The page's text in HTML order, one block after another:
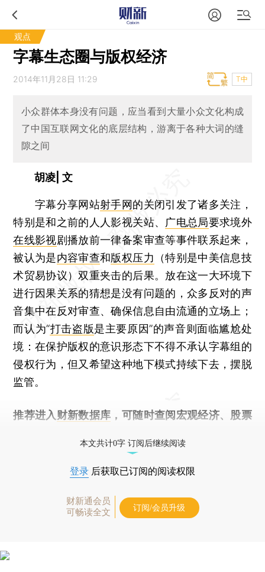
观点
字幕生态圈与版权经济
2014年11月28日 11:29 T中
小众群体本身没有问题，应当看到大量小众文化构成
了中国互联网文化的底层结构，游离于各种大词的缝
隙之间
胡凌| 文
字幕分享网站射手网的关闭引发了诸多关注，
特别是和之前的人人影视关站、 广电总局要求境外
在线影视剧播放前一律备案审查等事件联系起来，
被认为是内容审查和版权压力 （特别是中美信息技
术贸易协议）双重夹击的后果。放在这一大环境下
进行因果关系的猜想是没有问题的，众多反对的声
音集中在反对审查、确保信息自由流通的立场上；
而认为“打击盗版是主要原因”的声音则面临尴尬处
境：在保护版权的意识形态下不得不承认字幕组的
侵权行为，但又希望这种地下模式持续下去，摆脱
监管。
推荐进入 财新数据库 ，可随时查阅宏观经济、股票
本文共计0字 订阅后继续阅读
登录 后获取已订阅的阅读权限
财新通会员
可畅读全文
订阅/会员升级